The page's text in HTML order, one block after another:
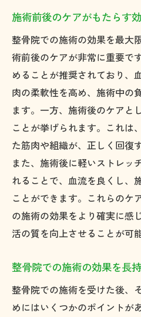
施術前後のケアがもたらす
整骨院での施術の効果を最大
術前後のケアが非常に重要で
めることが推奨されており、
肉の柔軟性を高め、施術中の
ます。一方、施術後のケアと
ことが挙げられます。これは
た筋肉や組織が、正しく回復
また、施術後に軽いストレッ
れることで、血流を良くし、
ことができます。これらのケ
の施術の効果をより確実に感
活の質を向上させることが可
整骨院での施術の効果を長
整骨院での施術を受けた後、
めにはいくつかのポイントが